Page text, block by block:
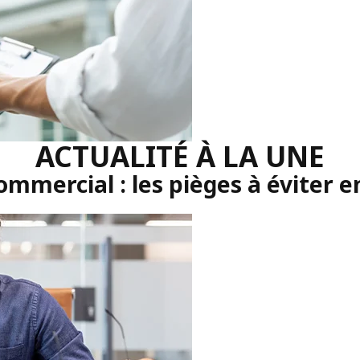
ACTUALITÉ À LA UNE
: les pièges à éviter